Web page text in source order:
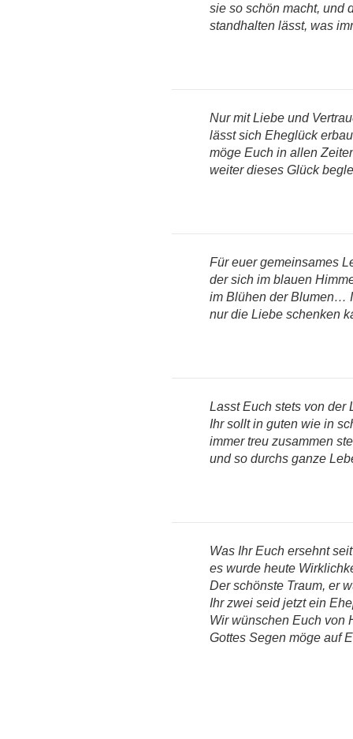
sie so schön macht, und
standhalten lässt, was
Nur mit Liebe und
lässt sich Eheglück
möge Euch in allen
weiter dieses Glück
Für euer gemeinsames
der sich im blauen
im Blühen der Blumen…
nur die Liebe schenken
Lasst Euch stets von der
Ihr sollt in guten wie in
immer treu zusammen
und so durchs ganze
Was Ihr Euch ersehnt
es wurde heute
Der schönste Traum, er
Ihr zwei seid jetzt ein
Wir wünschen Euch von
Gottes Segen möge auf